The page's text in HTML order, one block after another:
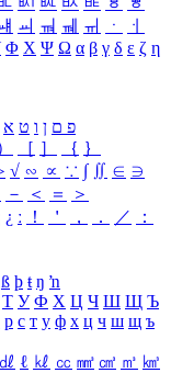
ㆉ ㆊ ㆋ ㆌ ㆍ
ㆎ
Φ Χ Ψ Ω α β γ δ ε ζ η
פ ם ן ו ט א
［ ］ ｛ ｝
√ ∽ ∝ ∵ ∫ ∬ ∈ ∋
－ ＜ ＝
＞
¿ ː ！ ＇ ， ． ／
：
ß þ ŧ ŋ ŉ
Т У Ф Х Ц Ч Ш Щ Ъ
р с т у ф х ц ч ш щ ъ
㎗ ℓ ㎘ ㏄ ㎣ ㎤ ㎥ ㎦